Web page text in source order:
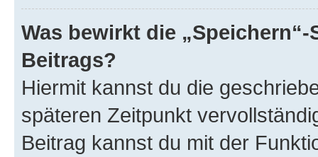
Was bewirkt die
Beitrags?
Hiermit kannst du die
späteren Zeitpunkt
Beitrag kannst du mit der